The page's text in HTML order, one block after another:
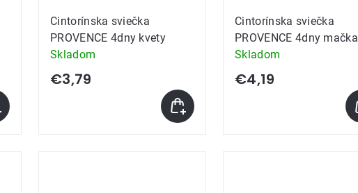
Cintorínska sviečka
PROVENCE 4dny kvety
Skladom
€3,79
Cintorínska sviečka
PROVENCE 4dny mačka
Skladom
€4,19